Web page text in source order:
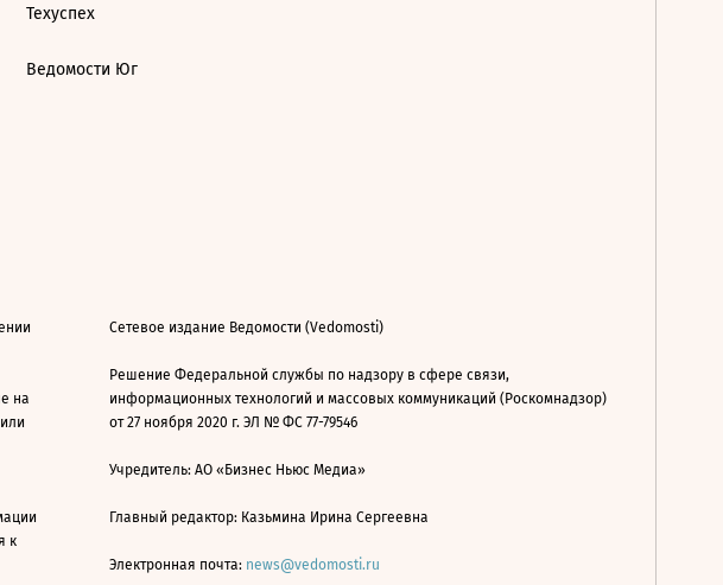
Техуспех
Ведомости Юг
на
к
Сетевое издание Ведомости (Vedomosti)
Решение Федеральной службы по надзору в сфере связи,
информационных технологий и массовых коммуникаций (Роскомнадзор)
от 27 ноября 2020 г. ЭЛ № ФС 77-79546
Учредитель: АО «Бизнес Ньюс Медиа»
Главный редактор: Казьмина Ирина Сергеевна
Электронная почта: news@vedomosti.ru